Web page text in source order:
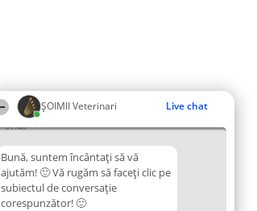
ȘOIMII Veterinari Live chat
07:48
Bună, suntem încântați să vă
ajutăm! 🙂 Vă rugăm să faceți clic pe
subiectul de conversație
corespunzător! 🙂